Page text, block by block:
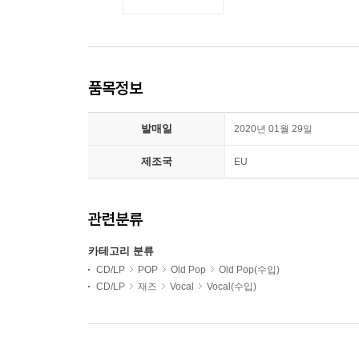
품목정보
발매일 2020년 01월 29일
제조국 EU
관련분류
카테고리 분류
CD/LP POP Old Pop
Old Pop(수입)
CD/LP
재즈 Vocal Vocal(수입)